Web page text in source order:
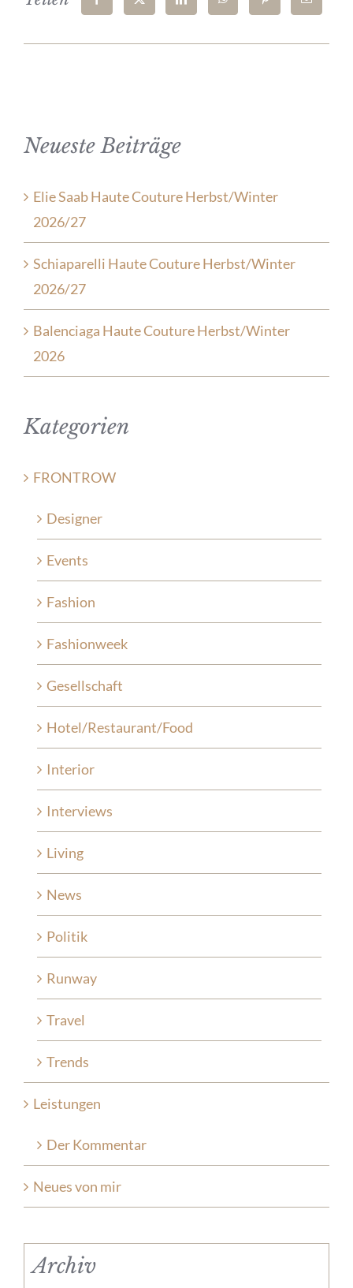
Neueste Beiträge
Elie Saab Haute Couture Herbst/Winter
2026/27
Schiaparelli Haute Couture Herbst/Winter
2026/27
Balenciaga Haute Couture Herbst/Winter
2026
Kategorien
FRONTROW
Designer
Events
Fashion
Fashionweek
Gesellschaft
Hotel/Restaurant/Food
Interior
Interviews
Living
News
Politik
Runway
Travel
Trends
Leistungen
Der Kommentar
Neues von mir
Archiv